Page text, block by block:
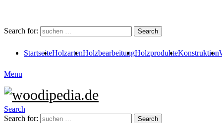
Search for: Search
StartseiteHolzartenHolzbearbeitungHolzprodukteKonstruktion
Menu
Search
Search for:
Search